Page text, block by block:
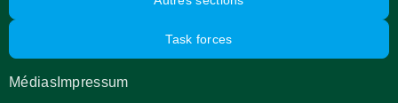
MédiasImpressum
Task forces